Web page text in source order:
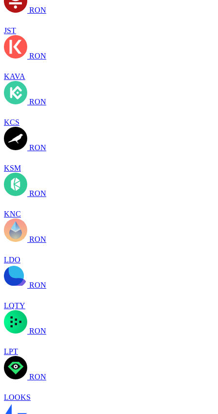
RON
JST
RON
KAVA
RON
KCS
RON
KSM
RON
KNC
RON
LDO
RON
LQTY
RON
LPT
RON
LOOKS